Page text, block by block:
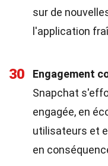
sur de
l'application
30
Engagement
Snapchat
engagée, en
utilisateurs et
en